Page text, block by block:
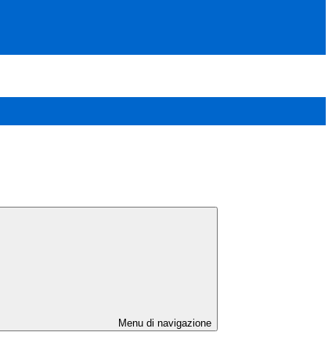
Menu di navigazione